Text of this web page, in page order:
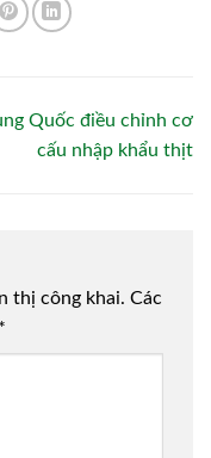
Quốc điều chỉnh cơ
cấu nhập khẩu thịt
thị công khai. Các
*